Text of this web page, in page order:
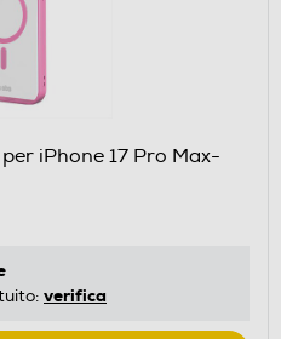
iPhone 17 Pro Max-
verifica